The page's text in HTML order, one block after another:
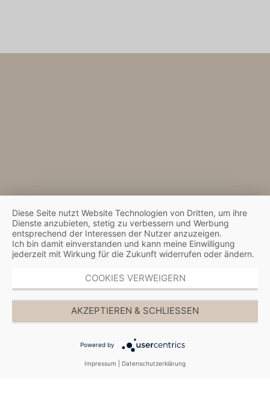
Präventionskurse
Blog
FAQ
Newsletter
Jobs
Gutscheine
AGB
Diese Seite nutzt Website Technologien von Dritten, um ihre
Dienste anzubieten, stetig zu verbessern und Werbung
entsprechend der Interessen der Nutzer anzuzeigen.
Ich bin damit einverstanden und kann meine Einwilligung
jederzeit mit Wirkung für die Zukunft widerrufen oder ändern.
COOKIES VERWEIGERN
AKZEPTIEREN & SCHLIESSEN
Powered by
Impressum Datenschutzerklärung